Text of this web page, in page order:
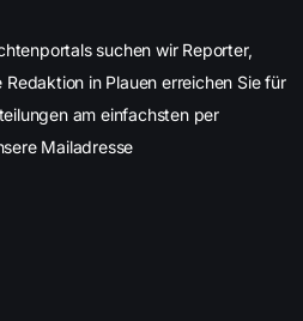
suchen wir Reporter,
in Plauen erreichen Sie für
am einfachsten per
Mailadresse